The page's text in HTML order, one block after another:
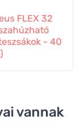
FLEX 32
- 40
vannak